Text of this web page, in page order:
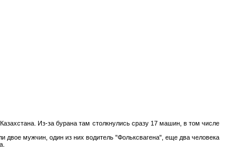
Из-за бурана там столкнулись сразу 17 машин, в том числе
мужчин, один из них водитель "Фольксвагена", еще два человека